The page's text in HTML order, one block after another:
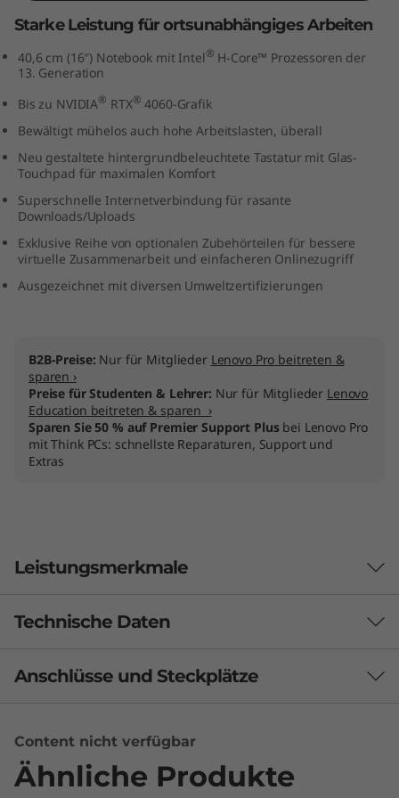
n
t
e
l
Starke Leistung für ortsunabhängiges Arbeiten
40,6 cm (16″) Notebook mit Intel® H-Core™ Prozessoren der
13. Generation
Bis zu NVIDIA® RTX® 4060-Grafik
Bewältigt mühelos auch hohe Arbeitslasten, überall
Neu gestaltete hintergrundbeleuchtete Tastatur mit Glas-
Touchpad für maximalen Komfort
Superschnelle Internetverbindung für rasante
Downloads/Uploads
Exklusive Reihe von optionalen Zubehörteilen für bessere
virtuelle Zusammenarbeit und einfacheren Onlinezugriff
Ausgezeichnet mit diversen Umweltzertifizierungen
B2B-Preise: Nur für Mitglieder Lenovo Pro beitreten &
sparen ›
Preise für Studenten & Lehrer: Nur für Mitglieder Lenovo
Education beitreten & sparen ›
Sparen Sie 50 % auf Premier Support Plusbei Lenovo Pro
mit Think PCs: schnellste Reparaturen, Support und
Extras
Leistungsmerkmale
Kreativitätsumsetzer
Notebook für Kreativprofis und Unternehmen.
13. Generation, bietet das 16p hohe Leistung
und rasante Performance bei Arbeitsspeicher,
Massenspeicher und Konnektivität. Ergänzt
Technische Daten
LEISTUNG
80 Wh
RapidCharge Schnell-Ladetechnologie
Anschlüsse und Steckplätze
Content nicht verfügbar
Ähnliche Produkte